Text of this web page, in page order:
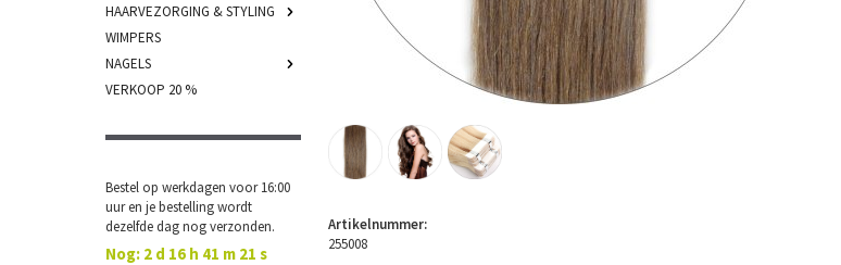
HAARVEZORGING & STYLING
WIMPERS
NAGELS
VERKOOP 20 %
Bestel op werkdagen voor 16:00
uur en je bestelling wordt
dezelfde dag nog verzonden.
Nog: 2 d 16 h 41 m 20 s
Artikelnummer:
255008